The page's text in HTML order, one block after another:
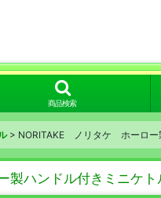
商品検索
> NORITAKE ノリタケ ホーロ
ハンドル付きミニケ